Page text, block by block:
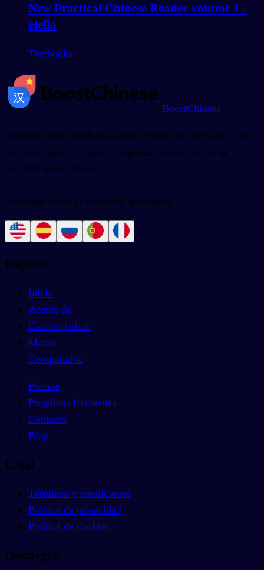
New Practical Chinese Reader volume 1 -
Hello
Textbooks
BoostChinese
Aprende chino desde cualquier idioma con tu móvil. Una
app única que te ayuda a progresar más rápido en tu
aprendizaje del chino.
Aprender chino es más fácil que nunca.
Páginas
Inicio
Acerca de
Características
Mazos
Comparativa
Precios
Preguntas frecuentes
Contacto
Blog
Legal
Términos y condiciones
Política de privacidad
Política de cookies
Descargar